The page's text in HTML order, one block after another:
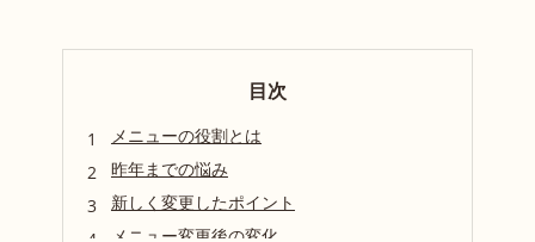
目次
メニューの役割とは
昨年までの悩み
新しく変更したポイント
メニュー変更後の変化